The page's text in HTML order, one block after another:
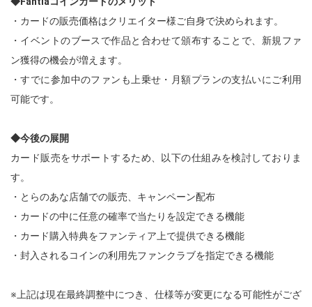
・カードの販売価格はクリエイター様ご自身で決められます。
・イベントのブースで作品と合わせて頒布することで、新規ファ
ン獲得の機会が増えます。
・すでに参加中のファンも上乗せ・月額プランの支払いにご利用
可能です。
◆今後の展開
カード販売をサポートするため、以下の仕組みを検討しておりま
す。
・とらのあな店舗での販売、キャンペーン配布
・カードの中に任意の確率で当たりを設定できる機能
・カード購入特典をファンティア上で提供できる機能
・封入されるコインの利用先ファンクラブを指定できる機能
※上記は現在最終調整中につき、仕様等が変更になる可能性がござ